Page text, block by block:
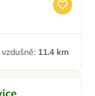
11.4 km